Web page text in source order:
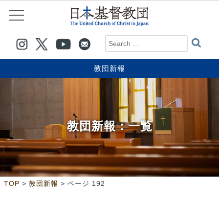
教団新報
教団新報：一覧
TOP > 教団新報 > ページ 192